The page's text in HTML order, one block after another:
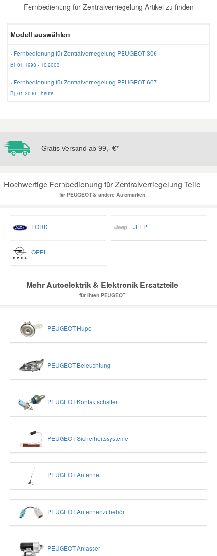
Fernbedienung für Zentralverriegelung Artikel zu finden
Modell auswählen
› Fernbedienung für Zentralverriegelung PEUGEOT 306
Bj. 01.1993 - 10.2003
› Fernbedienung für Zentralverriegelung PEUGEOT 607
Bj. 01.2000 - heute
Gratis Versand ab 99,- €*
Hochwertige Fernbedienung für Zentralverriegelung Teile
für PEUGEOT & andere Automarken
FORD JEEP
OPEL
Mehr Autoelektrik & Elektronik Ersatzteile
für Ihren PEUGEOT
PEUGEOT Hupe
PEUGEOT Beleuchtung
PEUGEOT Kontaktschalter
PEUGEOT Sicherheitssysteme
PEUGEOT Antenne
PEUGEOT Antennenzubehör
PEUGEOT Anlasser
Reparatur-Zubehör
Schlüsselgehäuse
Winter-Autozubehör
Honda Ersatzteile
Jeep Ersatzteile
Kia Ersatzteile
Mercedes Ersatzteile
Mitsubishi Ersatzteile
Porsche Ersatzteile
Seat Ersatzteile
Skoda Ersatzteile
Smart Ersatzteile
Suzuki Ersatzteile
Toyota Ersatzteile
Vauxhall Ersatzteile